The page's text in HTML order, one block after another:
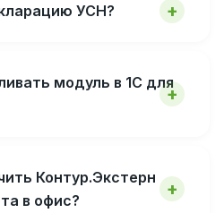
УСН?
модуль в 1С для
Контур.Экстерн
в офис?